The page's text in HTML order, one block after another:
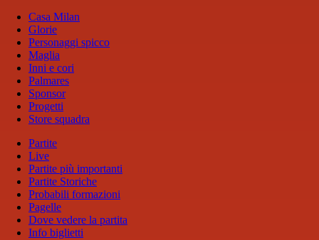
Casa Milan
Glorie
Personaggi spicco
Maglia
Inni e cori
Palmares
Sponsor
Progetti
Store squadra
Partite
Live
Partite più importanti
Partite Storiche
Probabili formazioni
Pagelle
Dove vedere la partita
Info biglietti